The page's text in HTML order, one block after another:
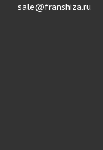
sale@franshiza.ru